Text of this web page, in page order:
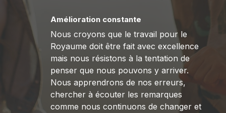
Amélioration constante
Nous croyons que le travail pour le
Royaume doit être fait avec excellence
mais nous résistons à la tentation de
penser que nous pouvons y arriver.
Nous apprendrons de nos erreurs,
chercher à écouter les remarques
comme nous continuons de changer et